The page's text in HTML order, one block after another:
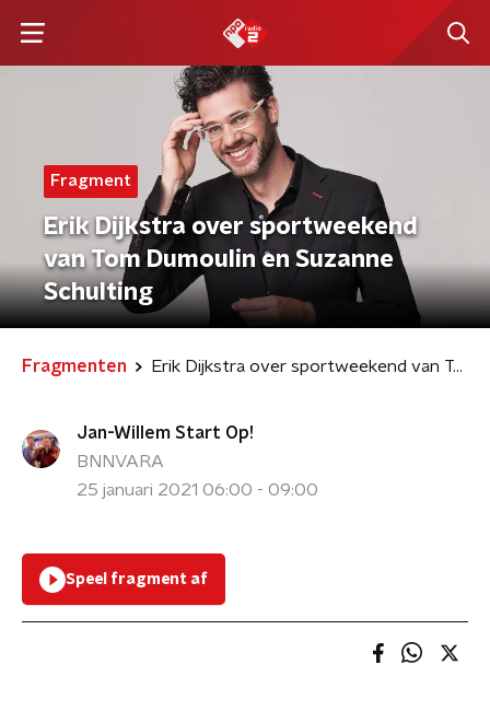
Fragment
Erik Dijkstra over sportweekend
van Tom Dumoulin en Suzanne
Schulting
Fragmenten Erik Dijkstra over sportweekend van Tom Dumoulin en Suzanne Schulting
Jan-Willem Start Op!
BNNVARA
25 januari 2021 06:00 - 09:00
Speel fragment af